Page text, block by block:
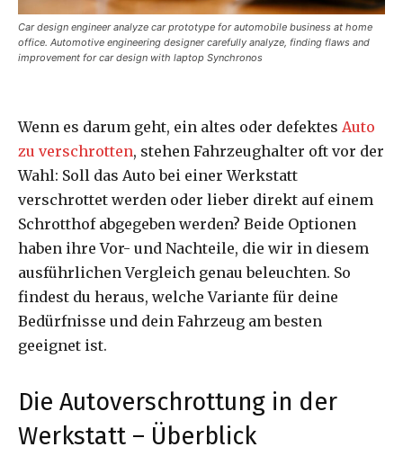
Car design engineer analyze car prototype for automobile business at home
office. Automotive engineering designer carefully analyze, finding flaws and
improvement for car design with laptop Synchronos
Wenn es darum geht, ein altes oder defektes Auto
zu verschrotten, stehen Fahrzeughalter oft vor der
Wahl: Soll das Auto bei einer Werkstatt
verschrottet werden oder lieber direkt auf einem
Schrotthof abgegeben werden? Beide Optionen
haben ihre Vor- und Nachteile, die wir in diesem
ausführlichen Vergleich genau beleuchten. So
findest du heraus, welche Variante für deine
Bedürfnisse und dein Fahrzeug am besten
geeignet ist.
Die Autoverschrottung in der
Werkstatt – Überblick